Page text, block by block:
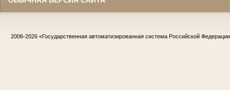
2006-2026 «Государственная автоматизированная система Российской